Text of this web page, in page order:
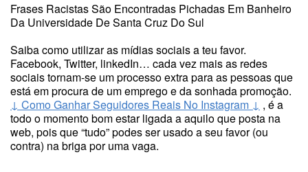
Frases Racistas São Encontradas Pichadas Em Banheiro
Da Universidade De Santa Cruz Do Sul
Saiba como utilizar as mídias sociais a teu favor.
Facebook, Twitter, linkedIn… cada vez mais as redes
sociais tornam-se um processo extra para as pessoas que
está em procura de um emprego e da sonhada promoção.
↓ Como Ganhar Seguidores Reais No Instagram ↓ , é a
todo o momento bom estar ligada a aquilo que posta na
web, pois que “tudo” podes ser usado a seu favor (ou
contra) na briga por uma vaga.